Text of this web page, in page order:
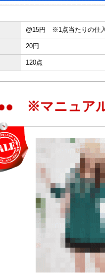
@15円 ※1点当たりの仕
20円
120点
※マニュア